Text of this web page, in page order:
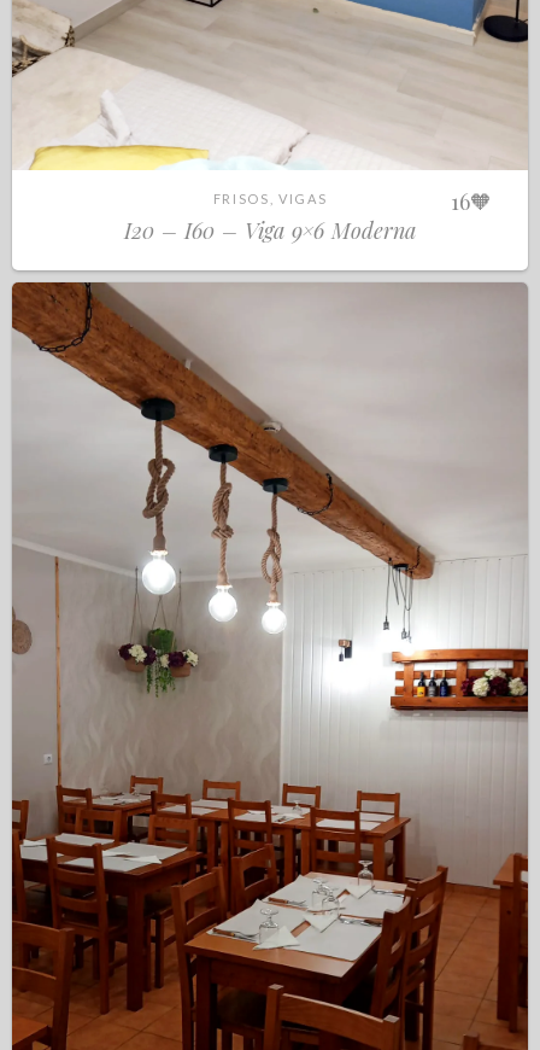
FRISOS, VIGAS
I20 – I60 – Viga 9×6 Moderna
16🧡